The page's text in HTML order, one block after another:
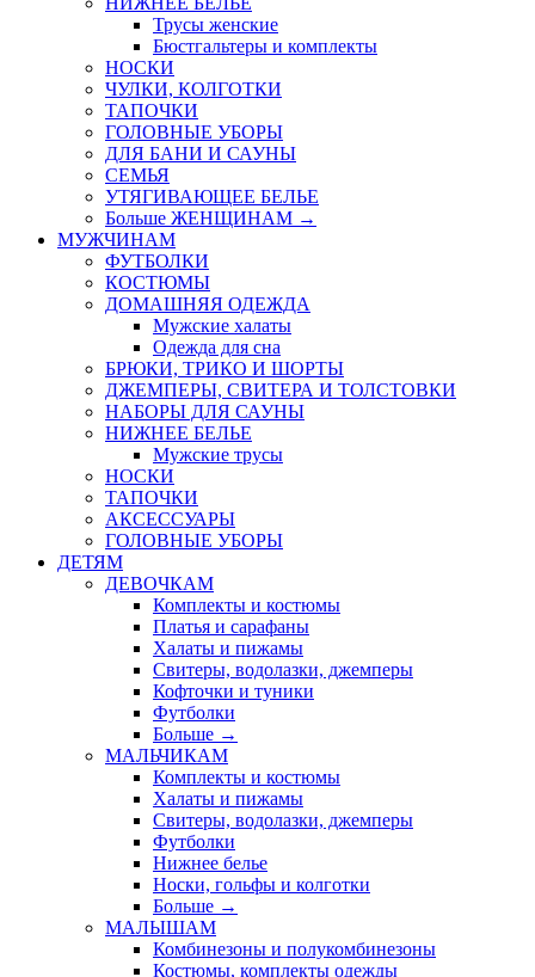
Трусы женские
Бюстгальтеры и комплекты
НОСКИ
ЧУЛКИ, КОЛГОТКИ
ТАПОЧКИ
ГОЛОВНЫЕ УБОРЫ
ДЛЯ БАНИ И САУНЫ
СЕМЬЯ
УТЯГИВАЮЩЕЕ БЕЛЬЕ
Больше ЖЕНЩИНАМ →
МУЖЧИНАМ
ФУТБОЛКИ
КОСТЮМЫ
ДОМАШНЯЯ ОДЕЖДА
Мужские халаты
Одежда для сна
БРЮКИ, ТРИКО И ШОРТЫ
ДЖЕМПЕРЫ, СВИТЕРА И ТОЛСТОВКИ
НАБОРЫ ДЛЯ САУНЫ
НИЖНЕЕ БЕЛЬЕ
Мужские трусы
НОСКИ
ТАПОЧКИ
АКСЕССУАРЫ
ГОЛОВНЫЕ УБОРЫ
ДЕТЯМ
ДЕВОЧКАМ
Комплекты и костюмы
Платья и сарафаны
Халаты и пижамы
Свитеры, водолазки, джемперы
Кофточки и туники
Футболки
Больше →
МАЛЬЧИКАМ
Комплекты и костюмы
Халаты и пижамы
Свитеры, водолазки, джемперы
Футболки
Нижнее белье
Носки, гольфы и колготки
Больше →
МАЛЫШАМ
Комбинезоны и полукомбинезоны
Костюмы, комплекты одежды